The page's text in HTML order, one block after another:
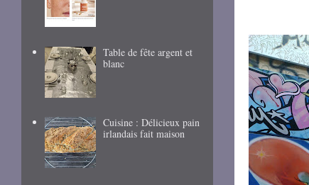
Table de fête argent et
blanc
Cuisine : Délicieux pain
irlandais fait maison